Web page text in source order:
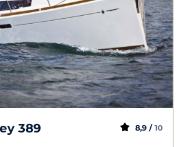
389 8,9 / 10